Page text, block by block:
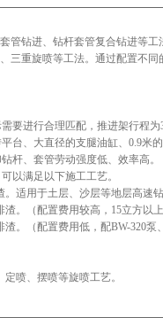
管钻进、钻杆套管复合钻进等工
三重旋喷等工法。通过配置不同
要进行合理匹配，推进架行程
台、大直径的支腿油缸、0.9米
杆、套管劳动强度低、效率高。
以满足以下施工工艺。
适用于土层、沙层等地层高速钻
。（配置费用较高，15立方以
。（配置费用低，配BW-320泵
喷、摆喷等旋喷工艺。